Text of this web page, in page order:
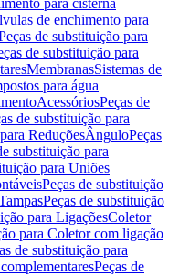
para cisterna
de enchimento para
de substituição para
de substituição para
MembranasSistemas de
para água
AcessóriosPeças de
de substituição para
ReduçõesÂnguloPeças
substituição para
para Uniões
Peças de substituição
Peças de substituição
para LigaçõesColetor
para Coletor com ligação
de substituição para
Peças de